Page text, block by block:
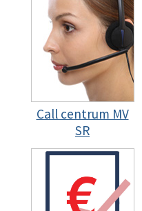
Call centrum MV
SR